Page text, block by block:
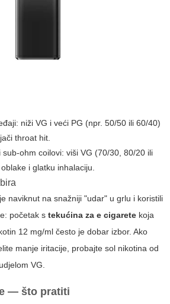
niži VG i veći PG (npr. 50/50 ili 60/40)
throat hit.
ohm coilovi: viši VG (70/30, 80/20 ili
i glatku inhalaciju.
naviknut na snažniji "udar" u grlu i koristili
početak s tekućina za e cigarete koja
12 mg/ml često je dobar izbor. Ako
manje iritacije, probajte sol nikotina od
VG.
— što pratiti